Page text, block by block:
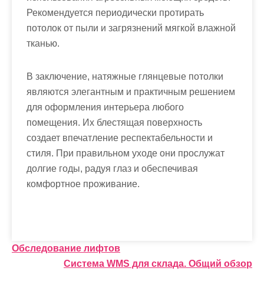
Рекомендуется периодически протирать
потолок от пыли и загрязнений мягкой влажной
тканью.
В заключение, натяжные глянцевые потолки
являются элегантным и практичным решением
для оформления интерьера любого
помещения. Их блестящая поверхность
создает впечатление респектабельности и
стиля. При правильном уходе они прослужат
долгие годы, радуя глаз и обеспечивая
комфортное проживание.
Н
Обследование лифтов
Система WMS для склада. Общий обзор